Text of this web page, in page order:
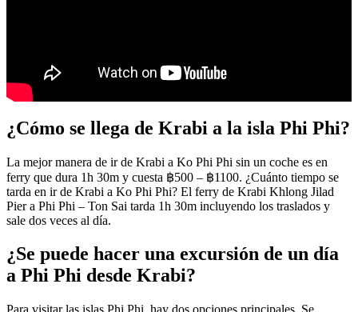
¿Cómo se llega de Krabi a la isla Phi Phi?
La mejor manera de ir de Krabi a Ko Phi Phi sin un coche es en
ferry que dura 1h 30m y cuesta ฿500 – ฿1100. ¿Cuánto tiempo se
tarda en ir de Krabi a Ko Phi Phi? El ferry de Krabi Khlong Jilad
Pier a Phi Phi – Ton Sai tarda 1h 30m incluyendo los traslados y
sale dos veces al día.
¿Se puede hacer una excursión de un día
a Phi Phi desde Krabi?